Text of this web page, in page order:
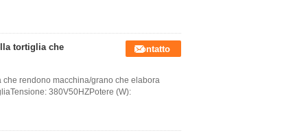
tortiglia che
Contatto
rendono macchina/grano che elabora
380V50HZPotere (W):